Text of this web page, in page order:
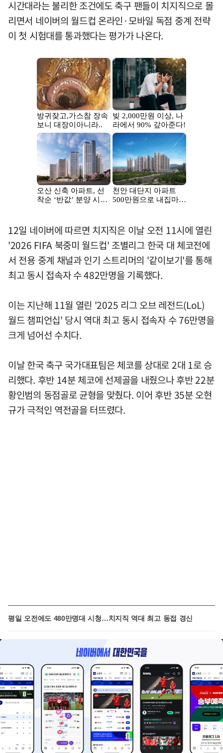
시간대라는 불리한 조건에도 축구 팬들이 치지직으로 몰
리면서 네이버의 월드컵 온라인·모바일 독점 중계 전략
이 첫 시험대를 통과했다는 평가가 나온다.
12일 네이버에 따르면 치지직은 이날 오전 11시에 열린
'2026 FIFA 북중미 월드컵' 조별리그 한국 대 체코전에
서 전용 중계 채널과 인기 스트리머의 '같이보기'를 통해
최고 동시 접속자 수 482만명을 기록했다.
이는 지난해 11월 열린 '2025 리그 오브 레전드(LoL)
월드 챔피언십' 당시 역대 최고 동시 접속자 수 76만명을
크게 넘어선 수치다.
이날 한국 축구 국가대표팀은 체코를 상대로 2대 1로 승
리했다. 후반 14분 체코에 선제골을 내줬으나 후반 22분
황인범의 동점골로 균형을 맞췄다. 이어 후반 35분 오현
규가 극적인 역전골을 터뜨렸다.
평일 오전에도 480만명대 시청…치지직 역대 최고 동접 경신